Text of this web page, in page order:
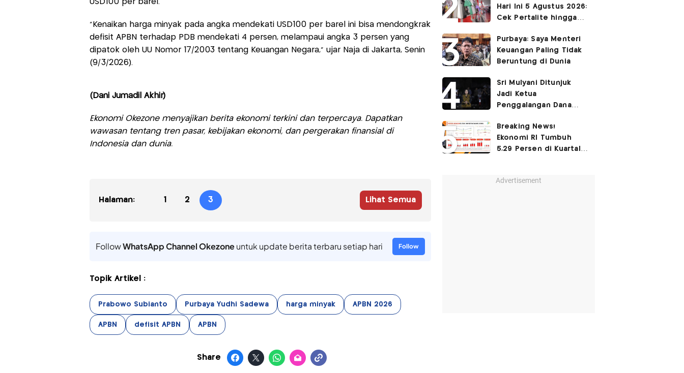
USD100 per barel.
"Kenaikan harga minyak pada angka mendekati USD100 per barel ini bisa mendongkrak
defisit APBN terhadap PDB mendekati 4 persen, melampaui angka 3 persen yang
dipatok oleh UU Nomor 17/2003 tentang Keuangan Negara," ujar Naja di Jakarta, Senin
(9/3/2026).
(Dani Jumadil Akhir)
Ekonomi Okezone menyajikan berita ekonomi terkini dan terpercaya. Dapatkan
wawasan tentang tren pasar, kebijakan ekonomi, dan pergerakan finansial di
Indonesia dan dunia.
Halaman: 1 2 3 Lihat Semua
FollowWhatsApp Channel Okezoneuntuk update berita terbaru setiap hari Follow
Topik Artikel :
Prabowo Subianto Purbaya Yudhi Sadewa harga minyak APBN 2026
APBN defisit APBN APBN
Share
Hari Ini 5 Agustus 2026:
Cek Pertalite hingga
Turun
Purbaya: Saya Menteri
Keuangan Paling Tidak
Beruntung di Dunia
Sri Mulyani Ditunjuk
Jadi Ketua
Penggalangan Dana
Breaking News!
Ekonomi RI Tumbuh
5,29 Persen di Kuartal
Advertisement